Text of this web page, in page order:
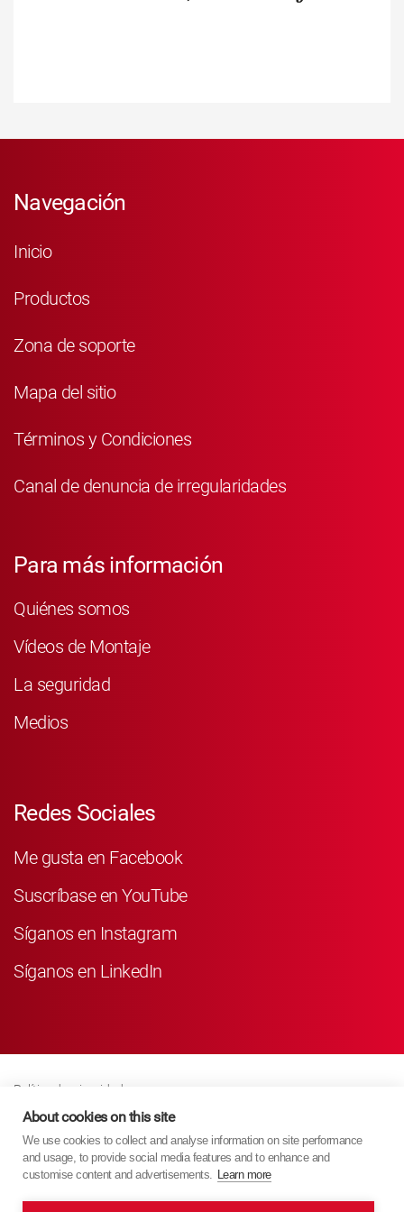
Navegación
Inicio
Productos
Zona de soporte
Mapa del sitio
Términos y Condiciones
Canal de denuncia de irregularidades
Para más información
Quiénes somos
Vídeos de Montaje
La seguridad
Medios
Redes Sociales
Me gusta en Facebook
Suscríbase en YouTube
Síganos en Instagram
Síganos en LinkedIn
Política de privacidad
Business Partner Privacy
Política De Cookies
Modern Slavery Act Policy
About cookies on this site
We use cookies to collect and analyse information on site performance
and usage, to provide social media features and to enhance and
customise content and advertisements. Learn more